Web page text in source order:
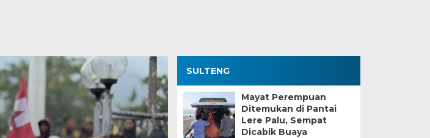
SULTENG
Mayat Perempuan
Ditemukan di Pantai
Lere Palu, Sempat
Dicabik Buaya